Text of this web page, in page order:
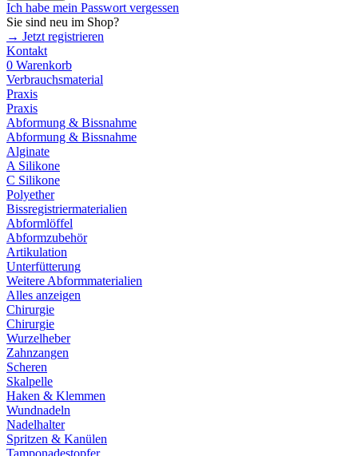
Ich habe mein Passwort vergessen
Sie sind neu im Shop?
→ Jetzt registrieren
Kontakt
0 Warenkorb
Verbrauchsmaterial
Praxis
Praxis
Abformung & Bissnahme
Abformung & Bissnahme
Alginate
A Silikone
C Silikone
Polyether
Bissregistriermaterialien
Abformlöffel
Abformzubehör
Artikulation
Unterfütterung
Weitere Abformmaterialien
Alles anzeigen
Chirurgie
Chirurgie
Wurzelheber
Zahnzangen
Scheren
Skalpelle
Haken & Klemmen
Wundnadeln
Nadelhalter
Spritzen & Kanülen
Tamponadestopfer